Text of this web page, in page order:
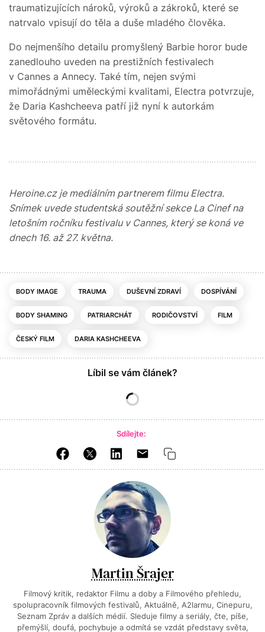
traumatizujících nároků, výroků a zákroků, které se
natrvalo vpisují do těla a duše mladého člověka.
Do nejmenšího detailu promyšlený Barbie horor bude
zanedlouho uveden na prestižních festivalech
v Cannes a Annecy. Také tím, nejen svými
mimořádnými uměleckými kvalitami, Electra potvrzuje,
že Daria Kashcheeva patří již nyní k autorkám
světového formátu.
Heroine.cz je mediálním partnerem filmu Electra.
Snímek uvede studentská soutěžní sekce La Cinef na
letošním ročníku festivalu v Cannes, který se koná ve
dnech 16. až 27. května.
BODY IMAGE TRAUMA DUŠEVNÍ ZDRAVÍ DOSPÍVÁNÍ
BODY SHAMING PATRIARCHÁT RODIČOVSTVÍ FILM
ČESKÝ FILM DARIA KASHCHEEVA
Líbil se vám článek?
Sdílejte:
Martin Šrajer
Filmový kritik, redaktor Filmu a doby a Filmového přehledu,
spolupracovník filmových festivalů, Aktuálně, A2larmu, Cinepuru,
Seznam Zpráv a dalších médií. Sleduje filmy a seriály, čte, píše,
přemýšlí, doufá, pochybuje a odmítá se vzdát představy světa,